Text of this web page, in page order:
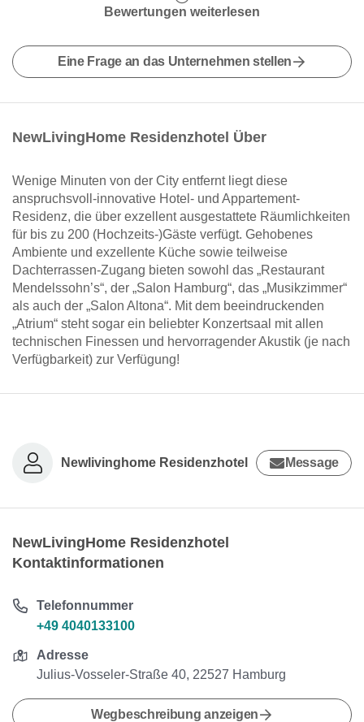
Bewertungen weiterlesen
Eine Frage an das Unternehmen stellen
NewLivingHome Residenzhotel Über
Wenige Minuten von der City entfernt liegt diese
anspruchsvoll-innovative Hotel- und Appartement-
Residenz, die über exzellent ausgestattete Räumlichkeiten
für bis zu 200 (Hochzeits-)Gäste verfügt. Gehobenes
Ambiente und exzellente Küche sowie teilweise
Dachterrassen-Zugang bieten sowohl das „Restaurant
Mendelssohn’s“, der „Salon Hamburg“, das „Musikzimmer“
als auch der „Salon Altona“. Mit dem beeindruckenden
„Atrium“ steht sogar ein beliebter Konzertsaal mit allen
technischen Finessen und hervorragender Akustik (je nach
Verfügbarkeit) zur Verfügung!
Newlivinghome Residenzhotel Message
NewLivingHome Residenzhotel
Kontaktinformationen
Telefonnummer
+49 4040133100
Adresse
Julius-Vosseler-Straße 40, 22527 Hamburg
Wegbeschreibung anzeigen